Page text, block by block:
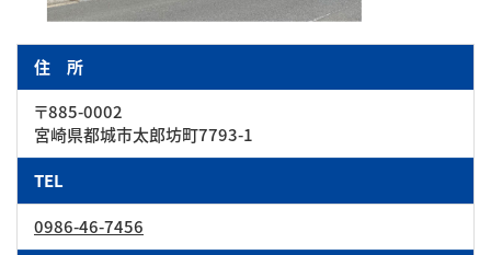
住 所
〒885-0002
宮崎県都城市太郎坊町7793-1
TEL
0986-46-7456